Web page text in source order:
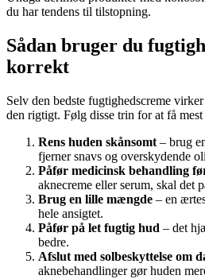
du har tendens til tilstopning.
Sådan bruger du
korrekt
Selv den bedste fugtighedscreme
den rigtigt. Følg disse trin for at få
Rens huden skånsomt – brug
fjerner snavs og overskydende
Påfør medicinsk behandling
aknecreme eller serum, skal det
Brug en lille mængde – en
hele ansigtet.
Påfør på let fugtig hud – det
bedre.
Afslut med solbeskyttelse om
aknebehandlinger gør huden